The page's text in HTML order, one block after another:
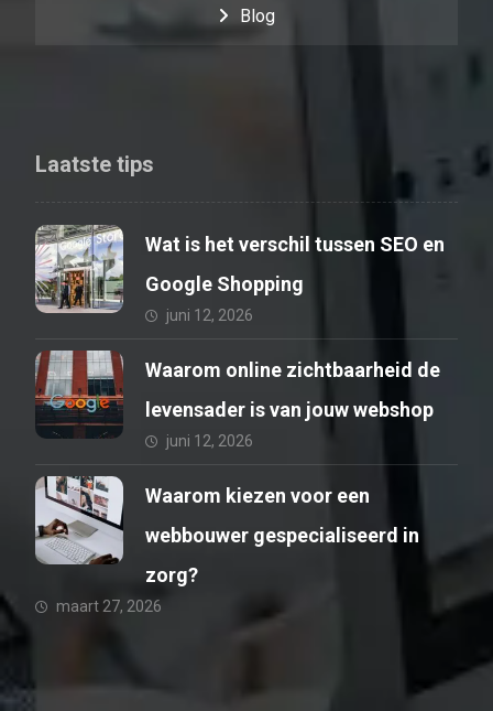
Blog
Laatste tips
Wat is het verschil tussen SEO en
Google Shopping
juni 12, 2026
Waarom online zichtbaarheid de
levensader is van jouw webshop
juni 12, 2026
Waarom kiezen voor een
webbouwer gespecialiseerd in
zorg?
maart 27, 2026